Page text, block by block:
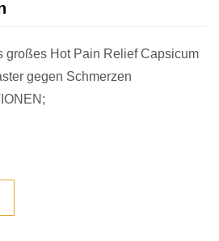
großes Hot Pain Relief Capsicum
gegen Schmerzen